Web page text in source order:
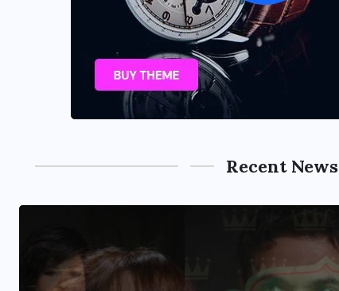
Recent News